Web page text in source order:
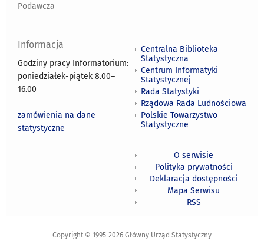
Podawcza
Informacja
Godziny pracy Informatorium:
poniedziałek-piątek 8.00–
16.00
zamówienia na dane
statystyczne
Centralna Biblioteka
Statystyczna
Centrum Informatyki
Statystycznej
Rada Statystyki
Rządowa Rada Ludnościowa
Polskie Towarzystwo
Statystyczne
O serwisie
Polityka prywatności
Deklaracja dostępności
Mapa Serwisu
RSS
Copyright © 1995-2026 Główny Urząd Statystyczny